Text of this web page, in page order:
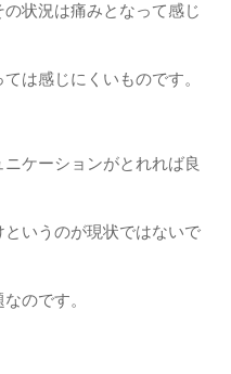
状況は痛みとなって感じ
は感じにくいものです。
ケーションがとれれば良
いうのが現状ではないで
のです。